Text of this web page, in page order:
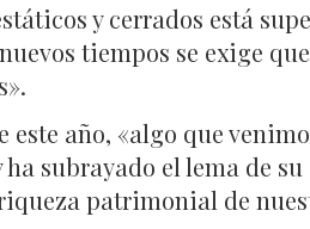
y cerrados está
tiempos se exige
año, «algo que
subrayado el lema de su
patrimonial de